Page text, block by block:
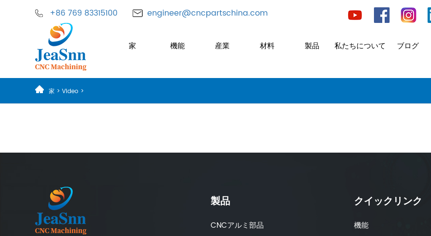
+86 769 83315100 engineer@cncpartschina.com
家 機能 産業 材料 製品 私たちについて ブログ
家 > Video >
製品
CNCアルミ部品
クイックリンク
機能